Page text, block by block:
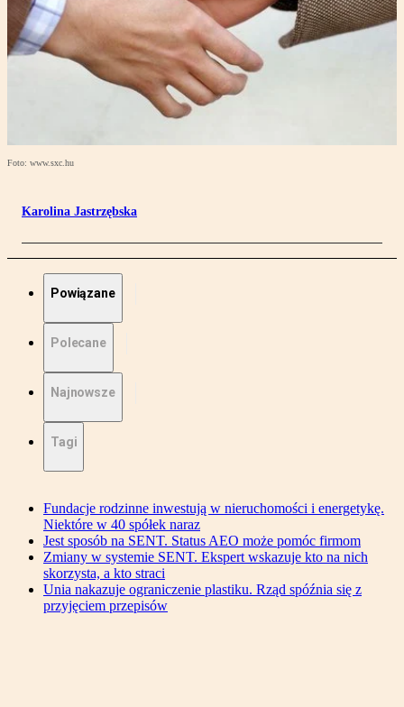
Foto: www.sxc.hu
Karolina Jastrzębska
Powiązane
Polecane
Najnowsze
Tagi
Fundacje rodzinne inwestują w nieruchomości i energetykę.
Niektóre w 40 spółek naraz
Jest sposób na SENT. Status AEO może pomóc firmom
Zmiany w systemie SENT. Ekspert wskazuje kto na nich
skorzysta, a kto straci
Unia nakazuje ograniczenie plastiku. Rząd spóźnia się z
przyjęciem przepisów